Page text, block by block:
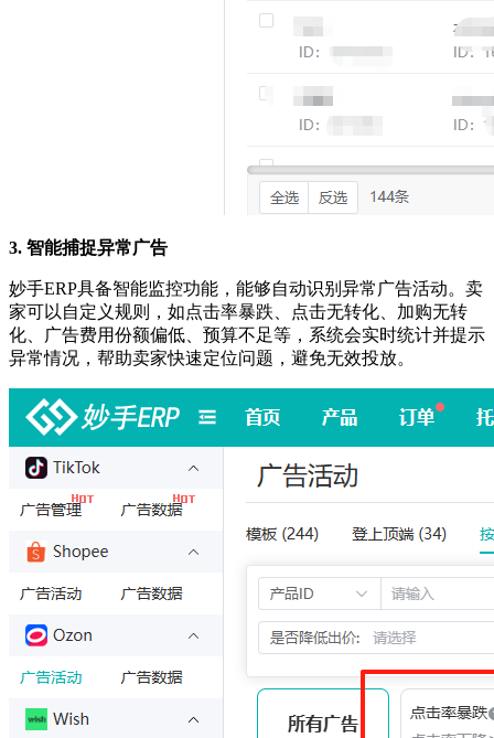
3. 智能捕捉异常广告
妙手ERP具备智能监控功能，能够自动识别异常广告活动。卖
家可以自定义规则，如点击率暴跌、点击无转化、加购无转
化、广告费用份额偏低、预算不足等，系统会实时统计并提示
异常情况，帮助卖家快速定位问题，避免无效投放。